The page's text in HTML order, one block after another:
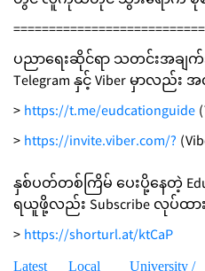
ပညာရေးဆိုင်ရာ သတင်းအ
Telegram နှင့် Viber မှာလ
>https://t.me/eudcationguide
>https://invite.viber.com/?
နှစ်ပတ်တစ်ကြိမ် ပေးပို့နေတဲ့
ရယူဖို့လည်း Subscribe လုပ်ထာ
>https://shorturl.at/ktCaP
Latest
Local
University /